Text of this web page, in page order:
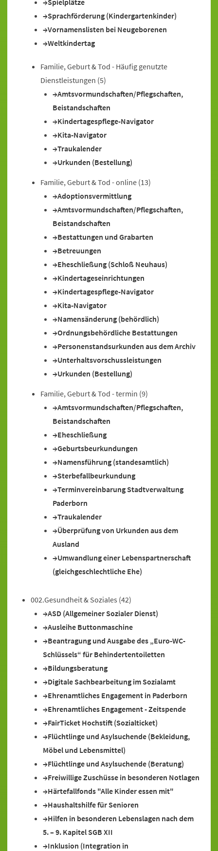
Spielplätze
Sprachförderung (Kindergartenkinder)
Vornamenslisten bei Neugeborenen
Weltkindertag
Familie, Geburt & Tod - Häufig genutzte
Dienstleistungen (5)
Amtsvormundschaften/Pflegschaften,
Beistandschaften
Kindertagespflege-Navigator
Kita-Navigator
Traukalender
Urkunden (Bestellung)
Familie, Geburt & Tod - online (13)
Adoptionsvermittlung
Amtsvormundschaften/Pflegschaften,
Beistandschaften
Bestattungen und Grabarten
Betreuungen
Eheschließung (Schloß Neuhaus)
Kindertageseinrichtungen
Kindertagespflege-Navigator
Kita-Navigator
Namensänderung (behördlich)
Ordnungsbehördliche Bestattungen
Personenstandsurkunden aus dem Archiv
Unterhaltsvorschussleistungen
Urkunden (Bestellung)
Familie, Geburt & Tod - termin (9)
Amtsvormundschaften/Pflegschaften,
Beistandschaften
Eheschließung
Geburtsbeurkundungen
Namensführung (standesamtlich)
Sterbefallbeurkundung
Terminvereinbarung Stadtverwaltung
Paderborn
Traukalender
Überprüfung von Urkunden aus dem
Ausland
Umwandlung einer Lebenspartnerschaft
(gleichgeschlechtliche Ehe)
002.Gesundheit & Soziales (42)
ASD (Allgemeiner Sozialer Dienst)
Ausleihe Buttonmaschine
Beantragung und Ausgabe des „Euro-WC-
Schlüssels“ für Behindertentoiletten
Bildungsberatung
Digitale Sachbearbeitung im Sozialamt
Ehrenamtliches Engagement in Paderborn
Ehrenamtliches Engagement - Zeitspende
FairTicket Hochstift (Sozialticket)
Flüchtlinge und Asylsuchende (Bekleidung,
Möbel und Lebensmittel)
Flüchtlinge und Asylsuchende (Beratung)
Freiwillige Zuschüsse in besonderen Notlagen
Härtefallfonds "Alle Kinder essen mit"
Haushaltshilfe für Senioren
Hilfen in besonderen Lebenslagen nach dem
5. – 9. Kapitel SGB XII
Inklusion (Integration in